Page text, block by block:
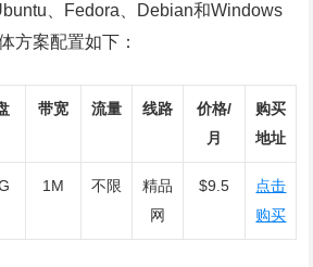
、Fedora、Debian和Windows
方案配置如下：
带宽 流量 线路
价格/
月
购买
地址
1M 不限
精品
网
$9.5
点击
购买